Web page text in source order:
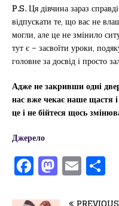
P.S.Ця дівчина зараз
відпускати те, що вас не
могли, але це не змінило
тут є – засвоїти уроки,
головне за досвід і просто
Адже не закривши одні
нас вже чекає наше щастя
це і не бійтеся щось
Джерело
F
a
M
a
E
m